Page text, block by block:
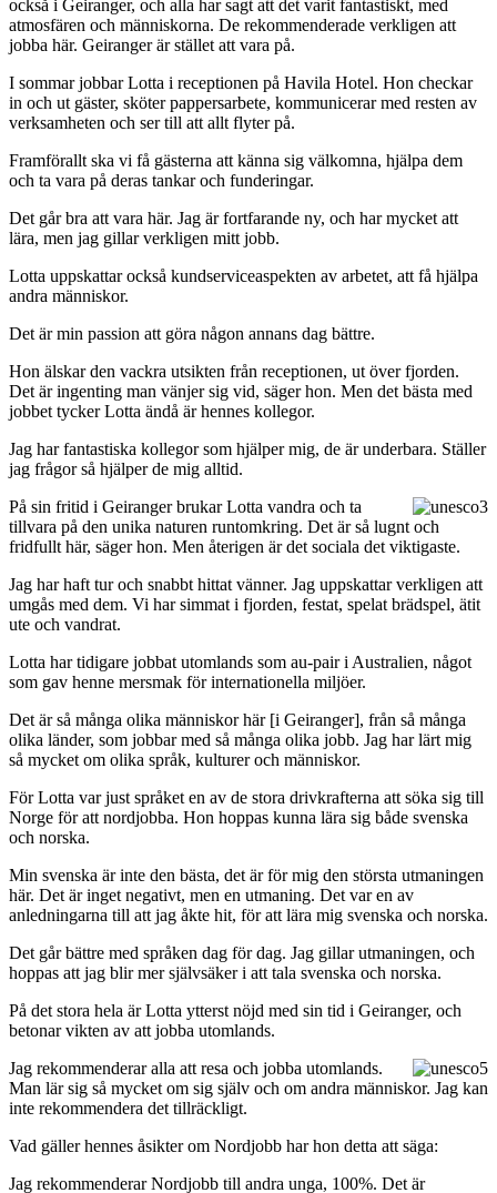
också i Geiranger, och alla har sagt att det varit fantastiskt, med
atmosfären och människorna. De rekommenderade verkligen att
jobba här. Geiranger är stället att vara på.
I sommar jobbar Lotta i receptionen på Havila Hotel. Hon checkar
in och ut gäster, sköter pappersarbete, kommunicerar med resten av
verksamheten och ser till att allt flyter på.
Framförallt ska vi få gästerna att känna sig välkomna, hjälpa dem
och ta vara på deras tankar och funderingar.
Det går bra att vara här. Jag är fortfarande ny, och har mycket att
lära, men jag gillar verkligen mitt jobb.
Lotta uppskattar också kundserviceaspekten av arbetet, att få hjälpa
andra människor.
Det är min passion att göra någon annans dag bättre.
Hon älskar den vackra utsikten från receptionen, ut över fjorden.
Det är ingenting man vänjer sig vid, säger hon. Men det bästa med
jobbet tycker Lotta ändå är hennes kollegor.
Jag har fantastiska kollegor som hjälper mig, de är underbara. Ställer
jag frågor så hjälper de mig alltid.
På sin fritid i Geiranger brukar Lotta vandra och ta
tillvara på den unika naturen runtomkring. Det är så lugnt och
fridfullt här, säger hon. Men återigen är det sociala det viktigaste.
Jag har haft tur och snabbt hittat vänner. Jag uppskattar verkligen att
umgås med dem. Vi har simmat i fjorden, festat, spelat brädspel, ätit
ute och vandrat.
Lotta har tidigare jobbat utomlands som au-pair i Australien, något
som gav henne mersmak för internationella miljöer.
Det är så många olika människor här [i Geiranger], från så många
olika länder, som jobbar med så många olika jobb. Jag har lärt mig
så mycket om olika språk, kulturer och människor.
För Lotta var just språket en av de stora drivkrafterna att söka sig till
Norge för att nordjobba. Hon hoppas kunna lära sig både svenska
och norska.
Min svenska är inte den bästa, det är för mig den största utmaningen
här. Det är inget negativt, men en utmaning. Det var en av
anledningarna till att jag åkte hit, för att lära mig svenska och norska.
Det går bättre med språken dag för dag. Jag gillar utmaningen, och
hoppas att jag blir mer självsäker i att tala svenska och norska.
På det stora hela är Lotta ytterst nöjd med sin tid i Geiranger, och
betonar vikten av att jobba utomlands.
Jag rekommenderar alla att resa och jobba utomlands.
Man lär sig så mycket om sig själv och om andra människor. Jag kan
inte rekommendera det tillräckligt.
Vad gäller hennes åsikter om Nordjobb har hon detta att säga:
Jag rekommenderar Nordjobb till andra unga, 100%. Det är